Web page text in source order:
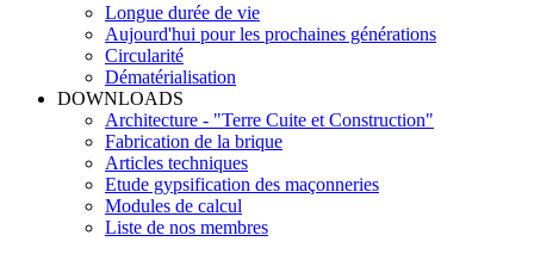
Longue durée de vie
Aujourd'hui pour les prochaines générations
Circularité
Dématérialisation
DOWNLOADS
Architecture - "Terre Cuite et Construction"
Fabrication de la brique
Articles techniques
Etude gypsification des maçonneries
Modules de calcul
Liste de nos membres